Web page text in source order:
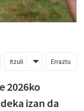
Itzuli Erraztu
2026ko
izan da